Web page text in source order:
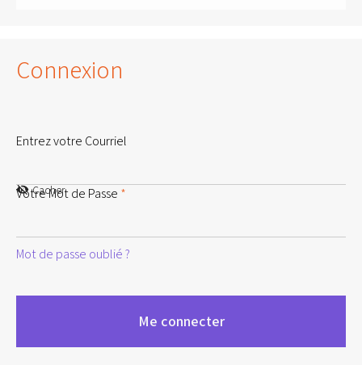
Connexion
Entrez votre Courriel
Votre Mot de Passe *
Cacher
Mot de passe oublié ?